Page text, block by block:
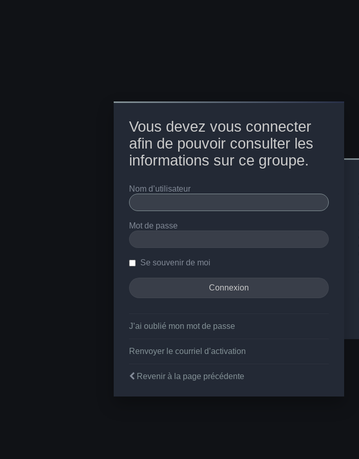
Vous devez vous connecter
afin de pouvoir consulter les
informations sur ce groupe.
Nom d’utilisateur
Mot de passe
Se souvenir de moi
J’ai oublié mon mot de passe
Renvoyer le courriel d’activation
Revenir à la page précédente